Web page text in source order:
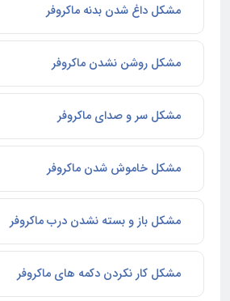
مشکل داغ شدن بدنه ماکروفر
مشکل روشن نشدن ماکروفر
مشکل سر و صدای ماکروفر
مشکل خاموش شدن ماکروفر
مشکل باز و بسته نشدن درب ماکروفر
مشکل کار نکردن دکمه های ماکروفر